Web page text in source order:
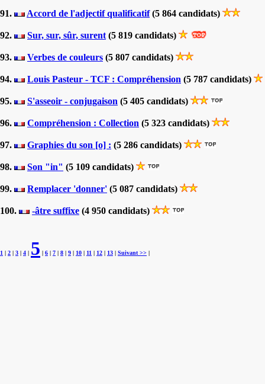
91. Accord de l'adjectif qualificatif(5 864 candidats)
92. Sur, sur, sûr, surent (5 819 candidats)
93. Verbes de couleurs (5 807 candidats)
94. Louis Pasteur - TCF : Compréhension (5 787 candidats)
95. S'asseoir - conjugaison (5 405 candidats)
96. Compréhension : Collection (5 323 candidats)
97. Graphies du son [o] : (5 286 candidats)
98. Son "in" (5 109 candidats)
99. Remplacer 'donner' (5 087 candidats)
100. -âtre suffixe (4 950 candidats)
1 | 2 | 3 | 4 | 5 | 6 | 7 | 8 | 9 | 10 | 11 | 12 | 13 | Suivant >> |